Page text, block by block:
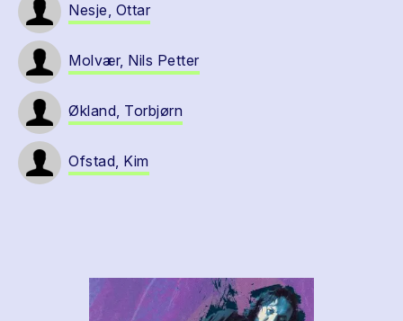
Nesje, Ottar
Molvær, Nils Petter
Økland, Torbjørn
Ofstad, Kim